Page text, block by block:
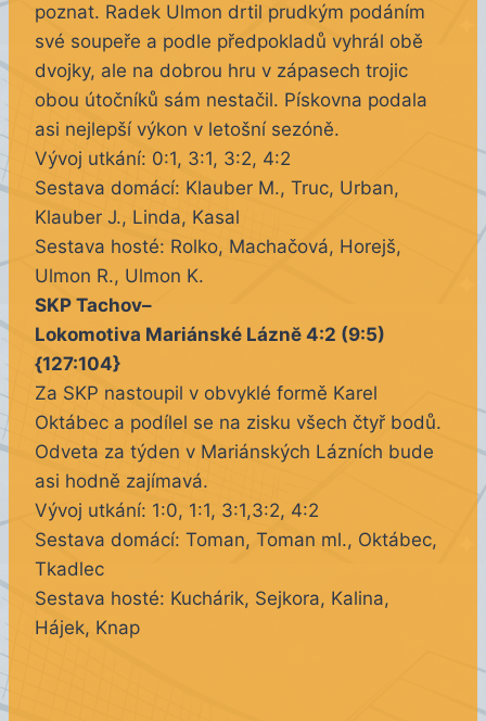
poznat. Radek Ulmon drtil prudkým podáním
své soupeře a podle předpokladů vyhrál obě
dvojky, ale na dobrou hru v zápasech trojic
obou útočníků sám nestačil. Pískovna podala
asi nejlepší výkon v letošní sezóně.
Vývoj utkání: 0:1, 3:1, 3:2, 4:2
Sestava domácí: Klauber M., Truc, Urban,
Klauber J., Linda, Kasal
Sestava hosté: Rolko, Machačová, Horejš,
Ulmon R., Ulmon K.
SKP Tachov–
Lokomotiva Mariánské Láznĕ 4:2 (9:5)
{127:104}
Za SKP nastoupil v obvyklé formě Karel
Oktábec a podílel se na zisku všech čtyř bodů.
Odveta za týden v Mariánských Lázních bude
asi hodně zajímavá.
Vývoj utkání: 1:0, 1:1, 3:1,3:2, 4:2
Sestava domácí: Toman, Toman ml., Oktábec,
Tkadlec
Sestava hosté: Kuchárik, Sejkora, Kalina,
Hájek, Knap